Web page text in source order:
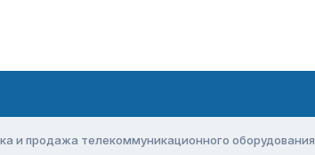
и продажа телекоммуникационного оборудования